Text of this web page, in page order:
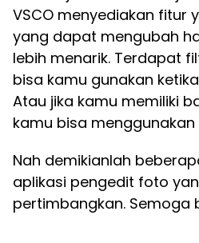
VSCO menyediakan fitur
yang dapat mengubah
lebih menarik. Terdapat
bisa kamu gunakan
Atau jika kamu memiliki
kamu bisa
Nah demikianlah
aplikasi pengedit foto
pertimbangkan. Semoga